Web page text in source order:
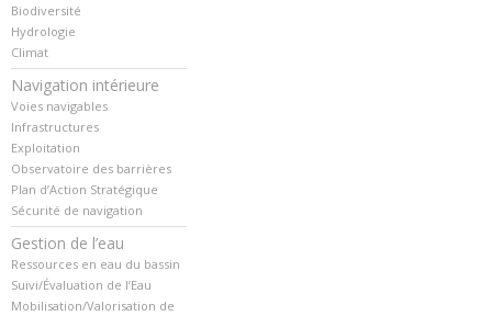
Biodiversité
Hydrologie
Climat
Navigation intérieure
Voies navigables
Infrastructures
Exploitation
Observatoire des barrières
Plan d’Action Stratégique
Sécurité de navigation
Gestion de l’eau
Ressources en eau du bassin
Suivi/Évaluation de l’Eau
Mobilisation/Valorisation de